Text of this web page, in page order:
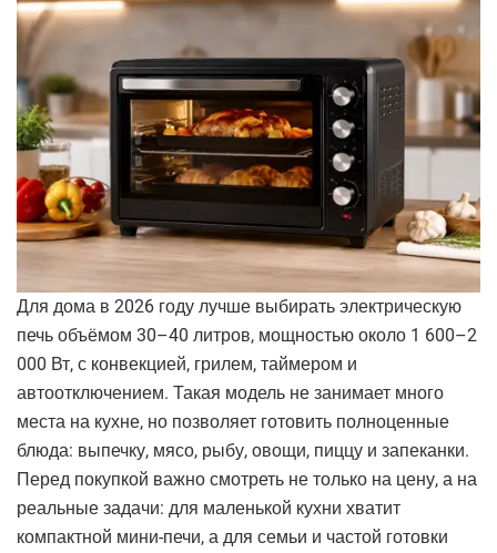
Для дома в 2026 году лучше выбирать электрическую
печь объёмом 30–40 литров, мощностью около 1 600–2
000 Вт, с конвекцией, грилем, таймером и
автоотключением. Такая модель не занимает много
места на кухне, но позволяет готовить полноценные
блюда: выпечку, мясо, рыбу, овощи, пиццу и запеканки.
Перед покупкой важно смотреть не только на цену, а на
реальные задачи: для маленькой кухни хватит
компактной мини-печи, а для семьи и частой готовки